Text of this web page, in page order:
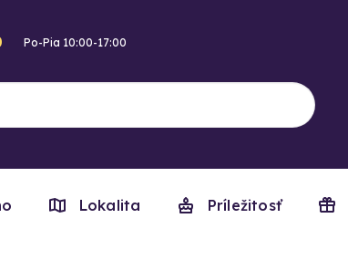
Po-Pia 10:00-17:00
Lokalita Príležitosť